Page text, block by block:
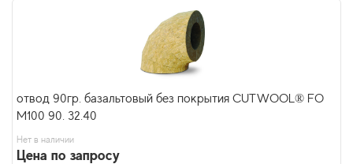
отвод 90гр. базальтовый без покрытия CUTWOOL® FO
M100 90. 32.40
Нет в наличии
Цена по запросу